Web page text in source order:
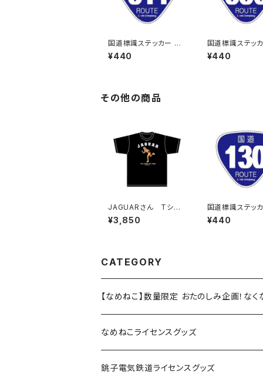
国道標識ステッカー 31
1号線
¥440
国道標識ステッ
6号線
¥440
その他の商品
JAGUARさん Tシャ
ツ（LEGEND-B）Black
¥3,850
国道標識ステッ
0号線
¥440
CATEGORY
【なめねこ】数量限定 おたのしみ企画！な
なめねこライセンスグッズ
Tシャツ
銚子電気鉄道ライセンスグッズ